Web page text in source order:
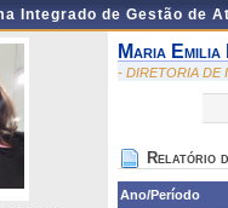
Integrado de Gestão de
Maria
- DIRETORIA DE
Relatório
Ano/Período